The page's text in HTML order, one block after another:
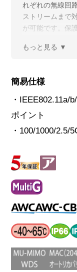
れぞれの無線回
ストリームまで
が可能です。保
る厳しい環境で
簡易仕様
・IEEE802.11a/
ポイント
・100/1000/2.5/